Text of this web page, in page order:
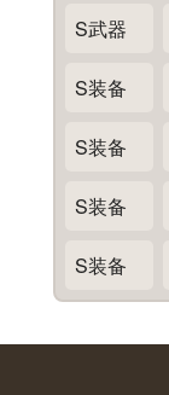
S武器
S装备
S装备
S装备
S装备